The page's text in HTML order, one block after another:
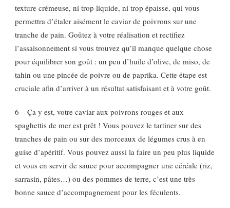
texture crémeuse, ni trop liquide, ni trop épaisse, qui vous
permettra d’étaler aisément le caviar de poivrons sur une
tranche de pain. Goûtez à votre réalisation et rectifiez
l’assaisonnement si vous trouvez qu’il manque quelque chose
pour équilibrer son goût : un peu d’huile d’olive, de miso, de
tahin ou une pincée de poivre ou de paprika. Cette étape est
cruciale afin d’arriver à un résultat satisfaisant et à votre goût.
6 – Ça y est, votre caviar aux poivrons rouges et aux
spaghettis de mer est prêt ! Vous pouvez le tartiner sur des
tranches de pain ou sur des morceaux de légumes crus à en
guise d’apéritif. Vous pouvez aussi la faire un peu plus liquide
et vous en servir de sauce pour accompagner une céréale (riz,
sarrasin, pâtes…) ou des pommes de terre, c’est une très
bonne sauce d’accompagnement pour les féculents.